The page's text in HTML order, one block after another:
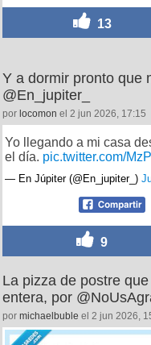
13
Y a dormir pronto que
@En_jupiter_
por locomon el 2 jun 2026, 17:15
Yo llegando a mi casa
el día. pic.twitter.com/
— En Júpiter (@En_jupiter_)
9
La pizza de postre
entera, por
por michaelbuble el 2 jun 2026,